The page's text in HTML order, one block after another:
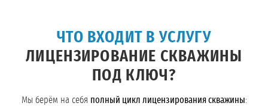
ЧТО ВХОДИТ В УСЛУГУ
ЛИЦЕНЗИРОВАНИЕ СКВАЖИНЫ
ПОД КЛЮЧ?
Мы берём на себя полный цикл лицензирования скважины: